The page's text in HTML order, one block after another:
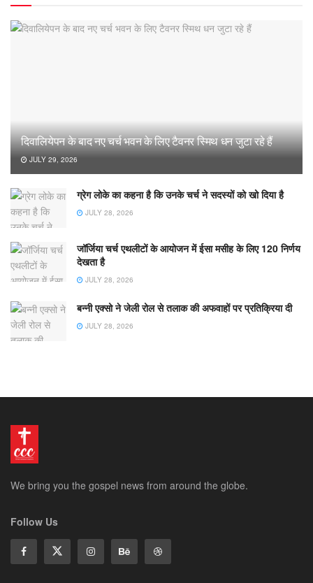
दिवालियेपन के बाद नए चर्च भवन के लिए टैवनर स्मिथ धन जुटा रहे हैं
JULY 29, 2026
ग्रेग लोके का कहना है कि उनके चर्च ने सदस्यों को खो दिया है
JULY 28, 2026
जॉर्जिया चर्च एथलीटों के आयोजन में ईसा मसीह के लिए 120 निर्णय
देखता है
JULY 28, 2026
बन्नी एक्सो ने जेली रोल से तलाक की अफवाहों पर प्रतिक्रिया दी
JULY 28, 2026
We bring you the gospel news from around the globe.
Follow Us